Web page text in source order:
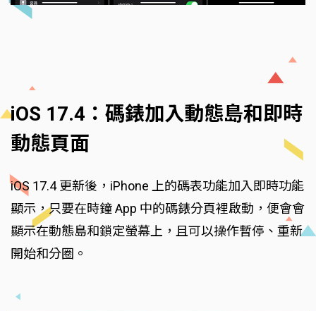
iOS 17.4：碼錶加入動態島和即時
動態頁面
iOS 17.4 更新後，iPhone 上的碼表功能加入即時功能
顯示，只要在時鐘 App 中的碼錶分頁裡啟動，便會會
顯示在動態島和鎖定螢幕上，且可以操作暫停、重新
開始和分圈。